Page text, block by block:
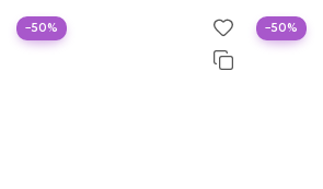
−50% −50%